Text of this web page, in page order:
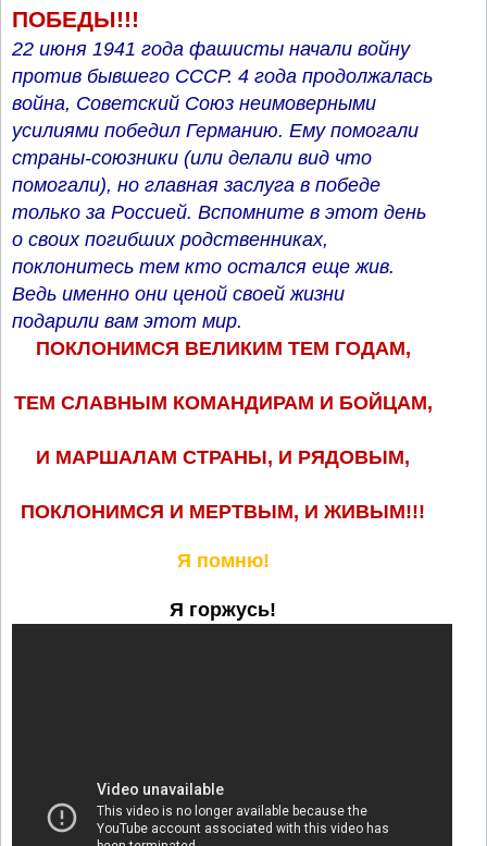
ПОБЕДЫ!!!
22 июня 1941 года фашисты начали войну
против бывшего СССР. 4 года продолжалась
война, Советский Союз неимоверными
усилиями победил Германию. Ему помогали
страны-союзники (или делали вид что
помогали), но главная заслуга в победе
только за Россией. Вспомните в этот день
о своих погибших родственниках,
поклонитесь тем кто остался еще жив.
Ведь именно они ценой своей жизни
подарили вам этот мир.
ПОКЛОНИМСЯ ВЕЛИКИМ ТЕМ ГОДАМ,
ТЕМ СЛАВНЫМ КОМАНДИРАМ И БОЙЦАМ,
И МАРШАЛАМ СТРАНЫ, И РЯДОВЫМ,
ПОКЛОНИМСЯ И МЕРТВЫМ, И ЖИВЫМ!!!
Я помню!
Я горжусь!